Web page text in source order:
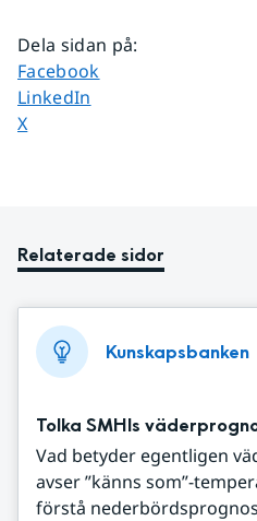
Dela sidan på:
Dela sidan på
Facebook
Dela sidan på
LinkedIn
Dela sidan på
X
Relaterade sidor
Kunskapsbanken
Tolka SMHIs
Vad betyder egentligen
avser ”känns som”-
förstå